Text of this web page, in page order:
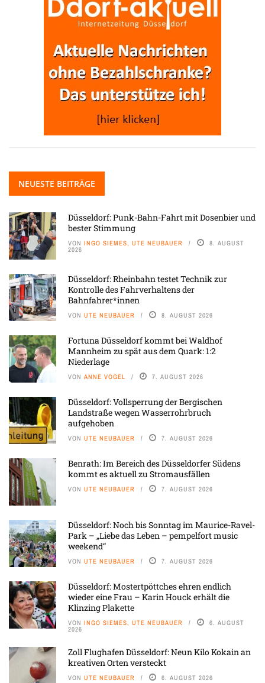
NEUESTE BEITRÄGE
Düsseldorf: Punk-Bahn-Fahrt mit Dosenbier und
bester Stimmung
VON INGO SIEMES, UTE NEUBAUER 8. AUGUST
2026
Düsseldorf: Rheinbahn testet Technik zur
Kontrolle des Fahrverhaltens der
Bahnfahrer*innen
VON UTE NEUBAUER 8. AUGUST 2026
Fortuna Düsseldorf kommt bei Waldhof
Mannheim zu spät aus dem Quark: 1:2
Niederlage
VON ANNE VOGEL 7. AUGUST 2026
Düsseldorf: Vollsperrung der Bergischen
Landstraße wegen Wasserrohrbruch
aufgehoben
VON UTE NEUBAUER 7. AUGUST 2026
Benrath: Im Bereich des Düsseldorfer Südens
kommt es aktuell zu Stromausfällen
VON UTE NEUBAUER 7. AUGUST 2026
Düsseldorf: Noch bis Sonntag im Maurice-Ravel-
Park – „Liebe das Leben – pempelfort music
weekend“
VON UTE NEUBAUER 7. AUGUST 2026
Düsseldorf: Mostertpöttches ehren endlich
wieder eine Frau – Karin Houck erhält die
Klinzing Plakette
VON INGO SIEMES, UTE NEUBAUER 6. AUGUST
2026
Zoll Flughafen Düsseldorf: Neun Kilo Kokain an
kreativen Orten versteckt
VON UTE NEUBAUER 6. AUGUST 2026